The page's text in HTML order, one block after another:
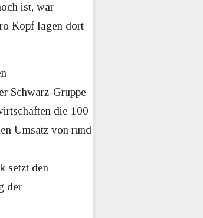
ist, war
Kopf lagen dort
Schwarz-Gruppe
die 100
Umsatz von rund
setzt den
der